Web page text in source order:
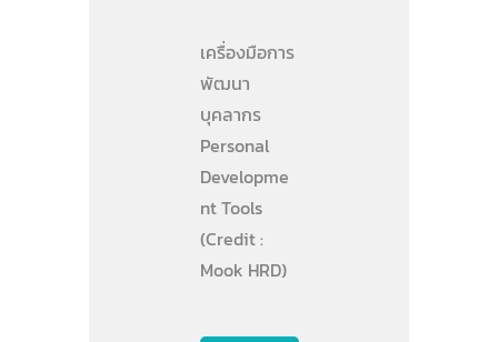
เครื่องมือการ
พัฒนา
บุคลากร
Personal
Developme
nt Tools
(Credit :
Mook HRD)